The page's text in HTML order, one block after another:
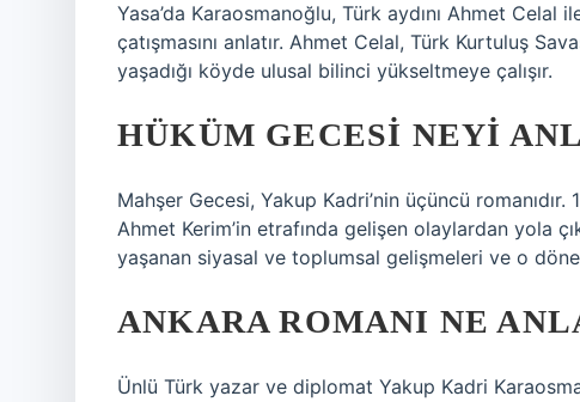
Yasa’da Karaosmanoğlu, Türk aydını Ahmet
çatışmasını anlatır. Ahmet Celal, Türk Kurtuluş
yaşadığı köyde ulusal bilinci yükseltmeye çalışır.
HÜKÜM GECESI NEYI
Mahşer Gecesi, Yakup Kadri’nin üçüncü
Ahmet Kerim’in etrafında gelişen olaylardan yola
yaşanan siyasal ve toplumsal gelişmeleri ve o
ANKARA ROMANI NE
Ünlü Türk yazar ve diplomat Yakup Kadri